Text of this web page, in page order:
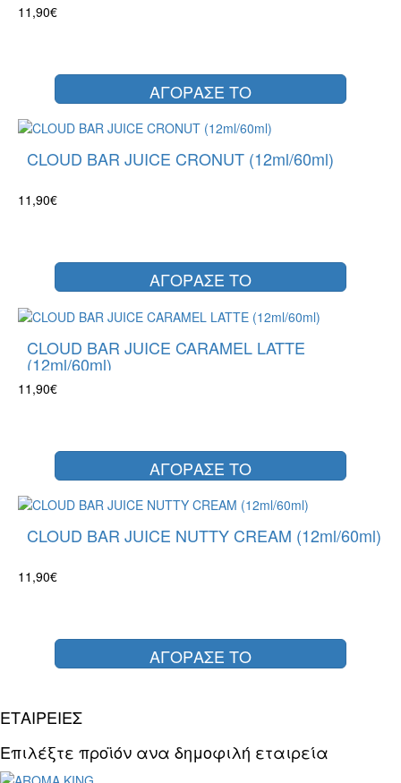
11,90€
ΑΓΟΡΑΣΕ ΤΟ
CLOUD BAR JUICE CRONUT (12ml/60ml)
11,90€
ΑΓΟΡΑΣΕ ΤΟ
CLOUD BAR JUICE CARAMEL LATTE
(12ml/60ml)
11,90€
ΑΓΟΡΑΣΕ ΤΟ
CLOUD BAR JUICE NUTTY CREAM (12ml/60ml)
11,90€
ΑΓΟΡΑΣΕ ΤΟ
ΕΤΑΙΡΕΙΕΣ
Επιλέξτε προϊόν ανα δημοφιλή εταιρεία